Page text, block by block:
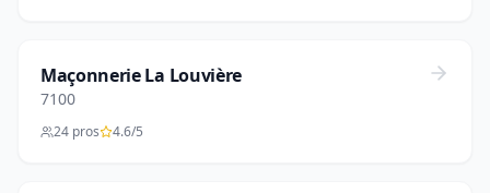
Maçonnerie La Louvière
7100
24 pros 4.6/5